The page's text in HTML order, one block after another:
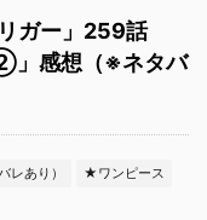
ガー」259話
」感想（※ネタバ
レあり） ★ワンピース